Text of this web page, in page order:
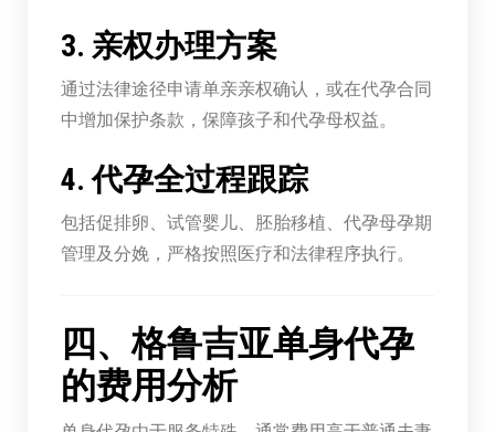
3. 亲权办理方案
通过法律途径申请单亲亲权确认，或在代孕合同
中增加保护条款，保障孩子和代孕母权益。
4. 代孕全过程跟踪
包括促排卵、试管婴儿、胚胎移植、代孕母孕期
管理及分娩，严格按照医疗和法律程序执行。
四、格鲁吉亚单身代孕
的费用分析